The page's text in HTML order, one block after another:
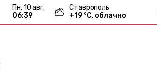
пн, 10 авг.
06:39
Ставрополь
+19 °С, облачно